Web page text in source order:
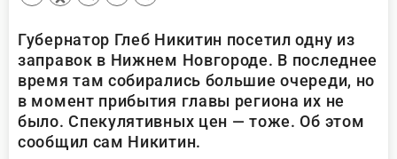
Губернатор Глеб Никитин посетил одну из
заправок в Нижнем Новгороде. В последнее
время там собирались большие очереди, но
в момент прибытия главы региона их не
было. Спекулятивных цен — тоже. Об этом
сообщил сам Никитин.